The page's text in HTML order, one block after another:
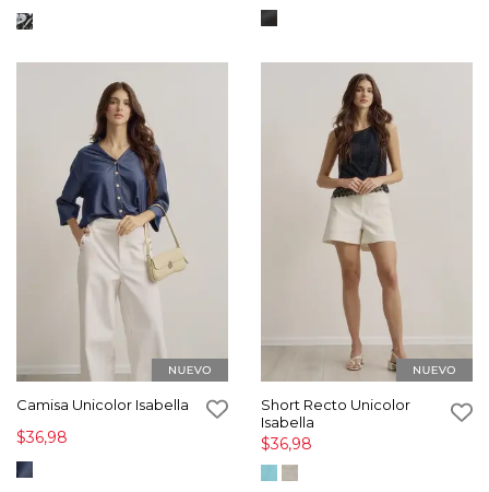
Camisa Unicolor Isabella
$36,98
Short Recto Unicolor
Isabella
$36,98